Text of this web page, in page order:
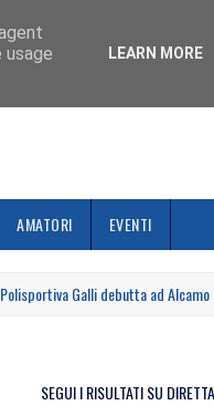
AMATORI EVENTI
Galli debutta ad Alcamo
SEGUI I RISULTATI SU
LEARN MORE